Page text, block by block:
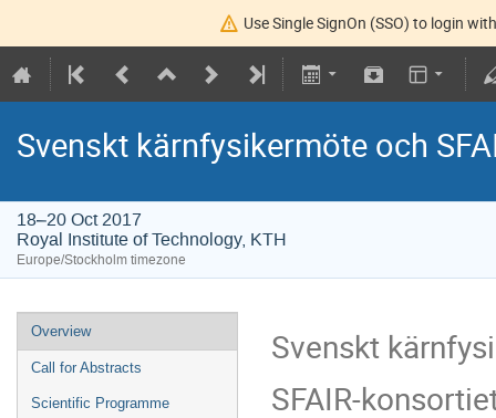
Use Single SignOn (SSO) to login
Svenskt kärnfysikermöte och
18–20 Oct 2017
Royal Institute of Technology, KTH
Europe/Stockholm timezone
Overview
Call for Abstracts
Scientific Programme
Svenskt
SFAIR-